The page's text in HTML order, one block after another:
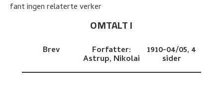
fant ingen relaterte verker
OMTALT I
Brev Forfatter:
Astrup, Nikolai
1910-04/05, 4
sider